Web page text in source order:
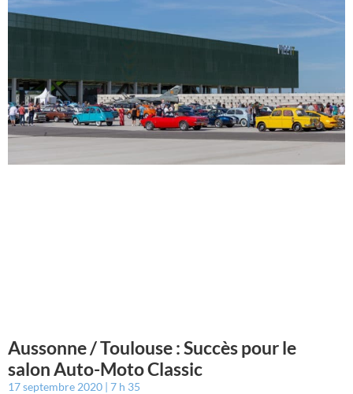
Aussonne / Toulouse : Succès pour le
salon Auto-Moto Classic
17 septembre 2020 7 h 35